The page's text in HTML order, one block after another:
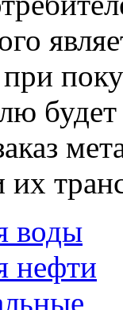
при
их
воды
нефти